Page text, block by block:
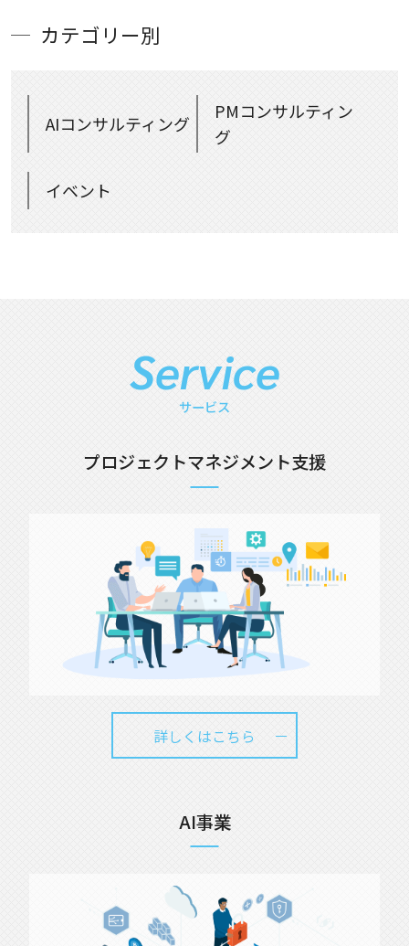
カテゴリー別
AIコンサルティング
PMコンサルティン
グ
イベント
Service
サービス
プロジェクトマネジメント支援
詳しくはこちら
AI事業